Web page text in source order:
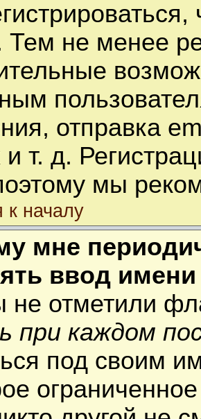
Тем не менее
отправка
и т. д.
мы
к началу
мне
ввод
не отметили
при каждом
под своим